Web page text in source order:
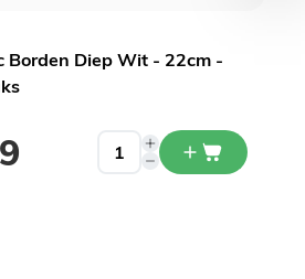
Borden Diep Wit - 22cm -